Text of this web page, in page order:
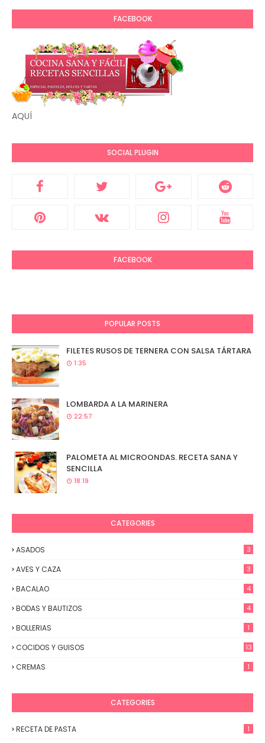
FACEBOOK
AQUÍ
SOCIAL PLUGIN
FACEBOOK
POPULAR POSTS
FILETES RUSOS DE TERNERA CON SALSA TÁRTARA
1:35
LOMBARDA A LA MARINERA
22:57
PALOMETA AL MICROONDAS. RECETA SANA Y
SENCILLA
18:19
CATEGORIES
ASADOS 3
AVES Y CAZA 3
BACALAO 4
BODAS Y BAUTIZOS 4
BOLLERIAS 1
COCIDOS Y GUISOS 13
CREMAS 1
CATEGORIES
RECETA DE PASTA 1